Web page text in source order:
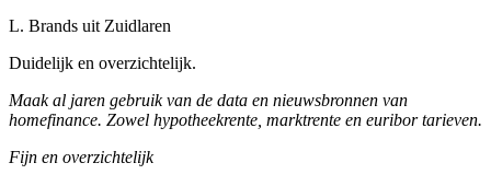
L. Brands uit Zuidlaren
Duidelijk en overzichtelijk.
Maak al jaren gebruik van de data en nieuwsbronnen van
homefinance. Zowel hypotheekrente, marktrente en euribor tarieven.
Fijn en overzichtelijk